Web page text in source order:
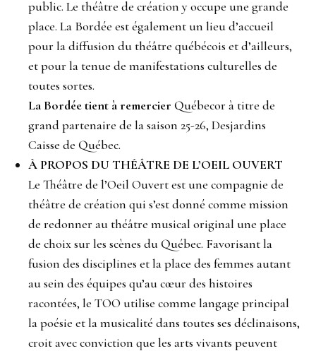
public. Le théâtre de création y occupe une grande
place. La Bordée est également un lieu d’accueil
pour la diffusion du théâtre québécois et d’ailleurs,
et pour la tenue de manifestations culturelles de
toutes sortes.
La Bordée tient à remercier Québecor à titre de
grand partenaire de la saison 25-26, Desjardins
Caisse de Québec.
À PROPOS DU THÉÂTRE DE L’OEIL OUVERT
Le Théâtre de l’Oeil Ouvert est une compagnie de
théâtre de création qui s’est donné comme mission
de redonner au théâtre musical original une place
de choix sur les scènes du Québec. Favorisant la
fusion des disciplines et la place des femmes autant
au sein des équipes qu’au cœur des histoires
racontées, le TOO utilise comme langage principal
la poésie et la musicalité dans toutes ses déclinaisons,
croit avec conviction que les arts vivants peuvent